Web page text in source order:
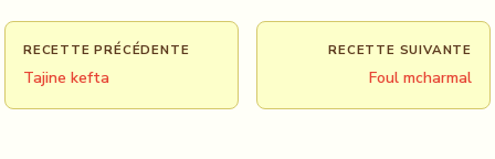
RECETTE PRÉCÉDENTE
Tajine kefta
RECETTE SUIVANTE
Foul mcharmal